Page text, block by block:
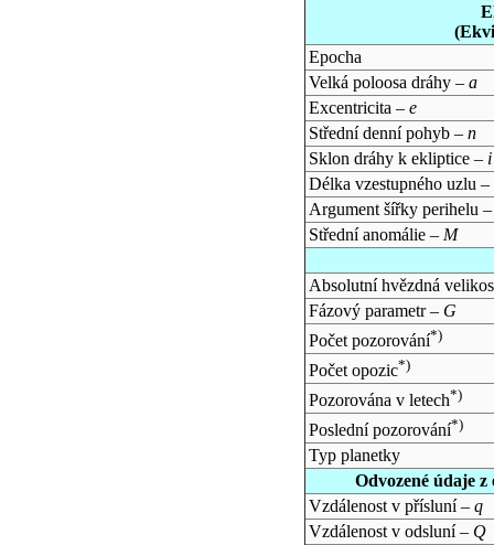
Epocha
Velká poloosa dráhy – a
Excentricita – e
Střední denní pohyb – n
Sklon dráhy k ekliptice – i
Délka vzestupného uzlu –
Argument šířky perihelu
Střední anomálie – M
Absolutní hvězdná
Fázový parametr – G
Počet pozorování*)
Počet opozic*)
Pozorována v letech*)
Poslední pozorování*)
Typ planetky
Odvozené údaje
Vzdálenost v přísluní – q
Vzdálenost v odsluní – Q